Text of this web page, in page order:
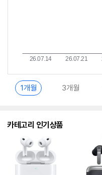
1개월 3개월
카테고리 인기상품